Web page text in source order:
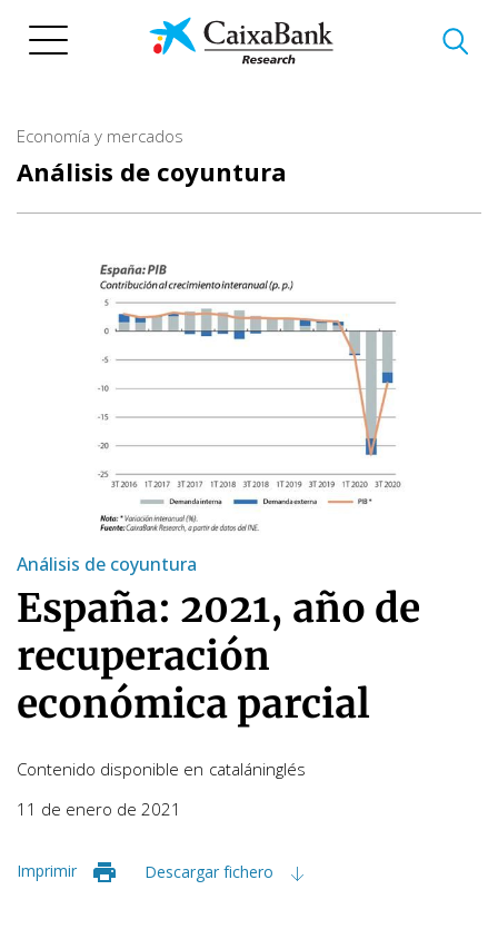
Economía y mercados
Análisis de coyuntura
Análisis de coyuntura
España: 2021, año de
recuperación
económica parcial
Contenido disponible en cataláninglés
11 de enero de 2021
Imprimir Descargar fichero